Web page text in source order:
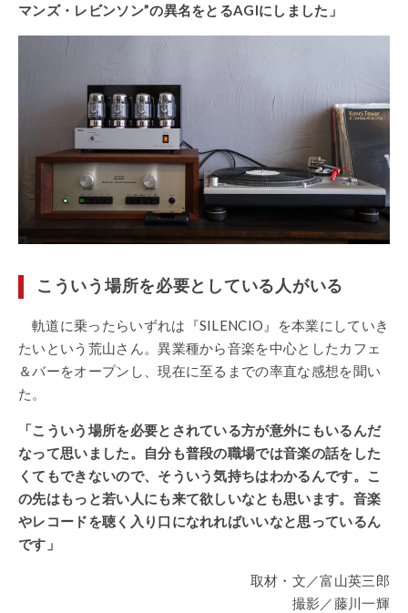
マンズ・レビンソン”の異名をとるAGIにしました」
こういう場所を必要としている人がいる
軌道に乗ったらいずれは『SILENCIO』を本業にしていき
たいという荒山さん。異業種から音楽を中心としたカフェ
＆バーをオープンし、現在に至るまでの率直な感想を聞い
た。
「こういう場所を必要とされている方が意外にもいるんだ
なって思いました。自分も普段の職場では音楽の話をした
くてもできないので、そういう気持ちはわかるんです。こ
の先はもっと若い人にも来て欲しいなとも思います。音楽
やレコードを聴く入り口になれればいいなと思っているん
です」
取材・文／富山英三郎
撮影／藤川一輝